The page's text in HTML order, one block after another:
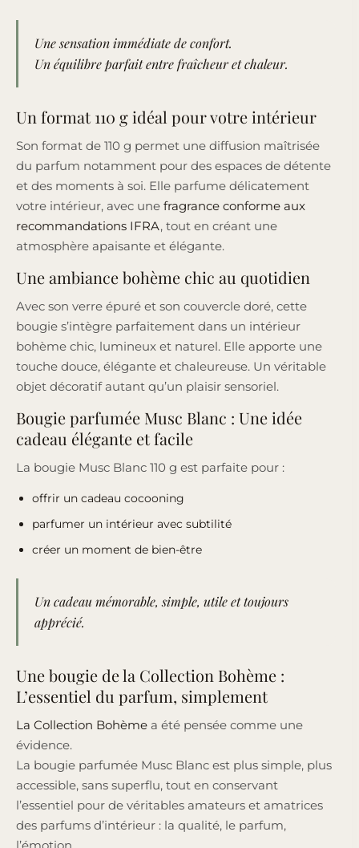
Une sensation immédiate de confort.
Un équilibre parfait entre fraîcheur et chaleur.
Un format 110 g idéal pour votre intérieur
Son format de 110 g permet une diffusion maîtrisée
du parfum notamment pour des espaces de détente
et des moments à soi. Elle parfume délicatement
votre intérieur, avec une fragrance conforme aux
recommandations IFRA, tout en créant une
atmosphère apaisante et élégante.
Une ambiance bohème chic au quotidien
Avec son verre épuré et son couvercle doré, cette
bougie s’intègre parfaitement dans un intérieur
bohème chic, lumineux et naturel. Elle apporte une
touche douce, élégante et chaleureuse. Un véritable
objet décoratif autant qu’un plaisir sensoriel.
Bougie parfumée Musc Blanc : Une idée
cadeau élégante et facile
La bougie Musc Blanc 110 g est parfaite pour :
offrir un cadeau cocooning
parfumer un intérieur avec subtilité
créer un moment de bien-être
Un cadeau mémorable, simple, utile et toujours
apprécié.
Une bougie de la Collection Bohème :
L’essentiel du parfum, simplement
La Collection Bohème a été pensée comme une
évidence.
La bougie parfumée Musc Blanc est plus simple, plus
accessible, sans superflu, tout en conservant
l’essentiel pour de véritables amateurs et amatrices
des parfums d’intérieur : la qualité, le parfum,